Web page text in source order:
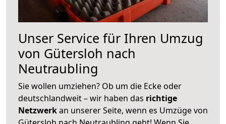
Unser Service für Ihren Umzug
von Gütersloh nach
Neutraubling
Sie wollen umziehen? Ob um die Ecke oder
deutschlandweit – wir haben das richtige
Netzwerkan unserer Seite, wenn es Umzüge von